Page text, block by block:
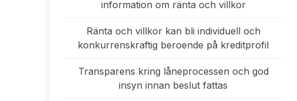
information om ränta och villkor
Ränta och villkor kan bli individuell och
konkurrenskraftig beroende på kreditprofil
Transparens kring låneprocessen och god
insyn innan beslut fattas